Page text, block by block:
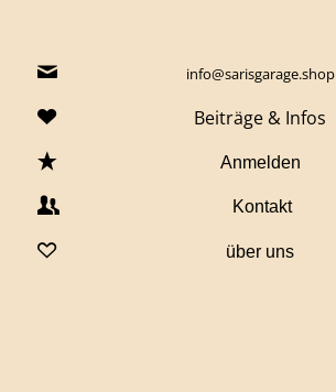
info@sarisgarage.shop
Beiträge & Infos
Anmelden
Kontakt
über uns